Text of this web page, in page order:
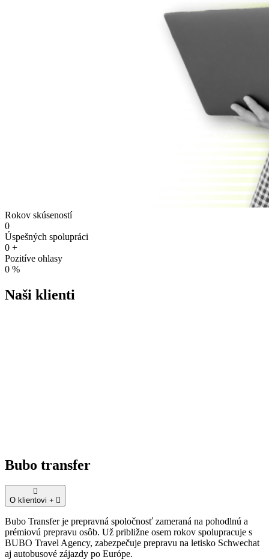
Rokov skúseností
0
Úspešných spolupráci
0 +
Pozitíve ohlasy
0 %
Naši klienti
Bubo transfer
O klientovi
Bubo Transfer je prepravná spoločnosť zameraná na pohodlnú a
prémiovú prepravu osôb. Už približne osem rokov spolupracuje s
BUBO Travel Agency, zabezpečuje prepravu na letisko Schwechat
aj autobusové zájazdy po Európe.